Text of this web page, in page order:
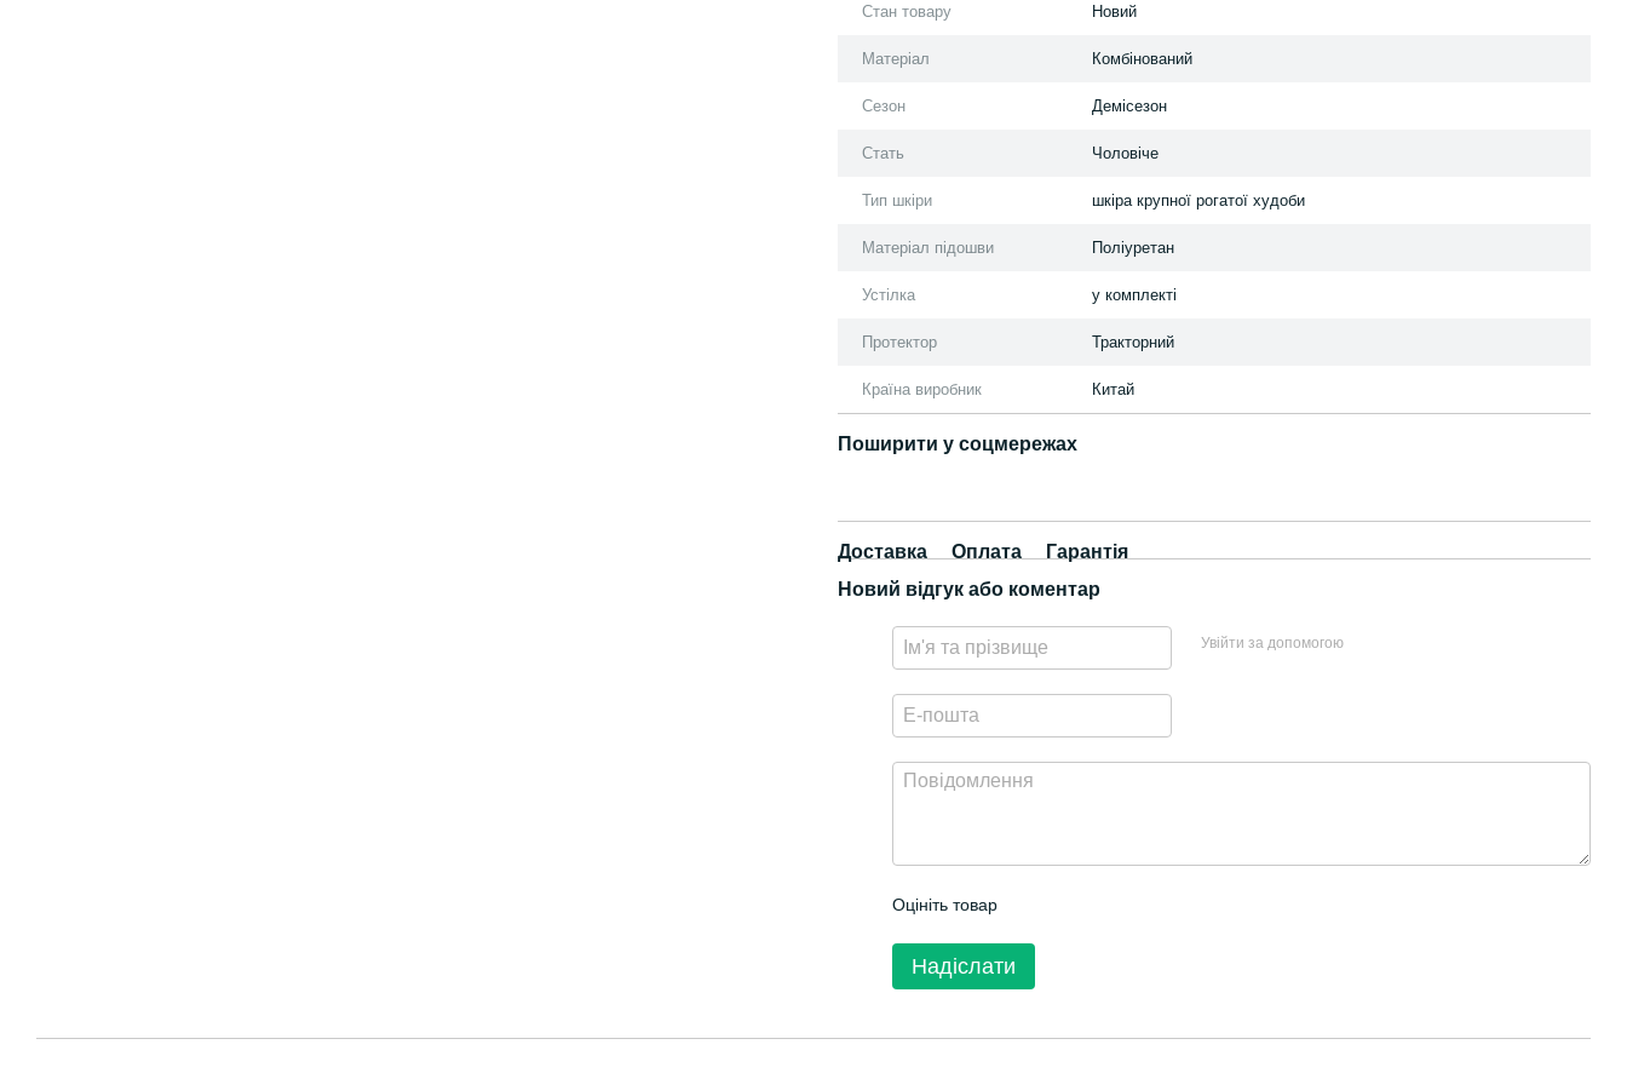
Стан товару Новий
Матеріал Комбінований
Сезон Демісезон
Стать Чоловіче
Тип шкіри шкіра крупної рогатої худоби
Матеріал підошви Поліуретан
Устілка у комплекті
Протектор Тракторний
Країна виробник Китай
Поширити у соцмережах
Доставка Оплата
Гарантія
Новий відгук або коментар
Увійти за допомогою
Оцініть товар
Надіслати